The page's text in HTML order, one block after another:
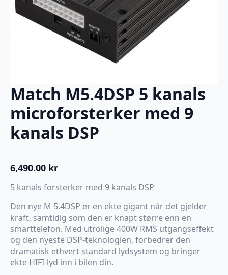
Match M5.4DSP 5 kanals
microforsterker med 9
kanals DSP
6,490.00 kr
5 kanals forsterker med 9 kanals DSP
Den nye M 5.4DSP er en ekte gigant når det gjelder
kraft, samtidig som den er knapt større enn en
smarttelefon. Med utrolige 400W RMS utgangseffekt
og den nyeste DSP-teknologien, forbedrer den
dramatisk ethvert standard lydsystem og bringer
ekte HIFI-lyd inn i bilen din.